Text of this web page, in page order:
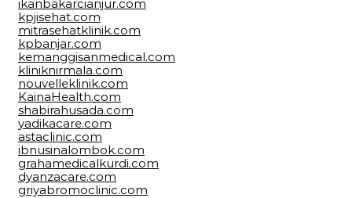
ikanbakarcianjur.com
kpjisehat.com
mitrasehatklinik.com
kpbanjar.com
kemanggisanmedical.com
kliniknirmala.com
nouvelleklinik.com
KainaHealth.com
shabirahusada.com
yadikacare.com
astaclinic.com
ibnusinalombok.com
grahamedicalkurdi.com
dyanzacare.com
griyabromoclinic.com